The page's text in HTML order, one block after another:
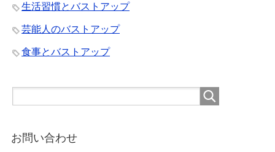
生活習慣とバストアップ
芸能人のバストアップ
食事とバストアップ
お問い合わせ